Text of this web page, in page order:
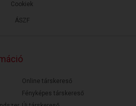
ÁSZF
Cookiek
Online társkereső
Fényképes társkereső